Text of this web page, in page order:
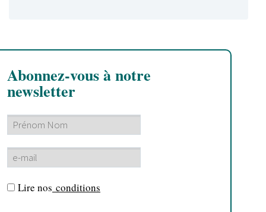
Abonnez-vous à notre
newsletter
Lire nos conditions